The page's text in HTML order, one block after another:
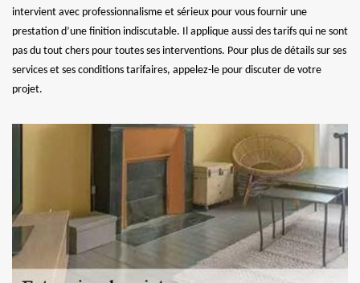
intervient avec professionnalisme et sérieux pour vous fournir une
prestation d’une finition indiscutable. Il applique aussi des tarifs qui ne sont
pas du tout chers pour toutes ses interventions. Pour plus de détails sur ses
services et ses conditions tarifaires, appelez-le pour discuter de votre
projet.